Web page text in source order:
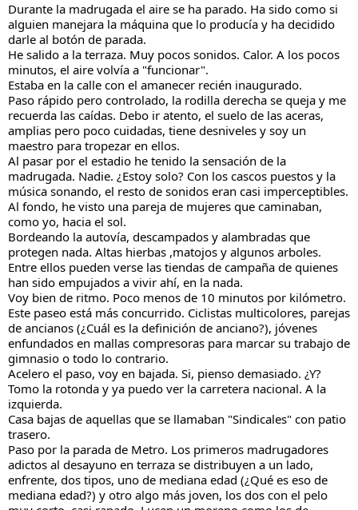
Durante la madrugada el aire se ha parado. Ha sido como si
alguien manejara la máquina que lo producía y ha decidido
darle al botón de parada.
He salido a la terraza. Muy pocos sonidos. Calor. A los pocos
minutos, el aire volvía a "funcionar".
Estaba en la calle con el amanecer recién inaugurado.
Paso rápido pero controlado, la rodilla derecha se queja y me
recuerda las caídas. Debo ir atento, el suelo de las aceras,
amplias pero poco cuidadas, tiene desniveles y soy un
maestro para tropezar en ellos.
Al pasar por el estadio he tenido la sensación de la
madrugada. Nadie. ¿Estoy solo? Con los cascos puestos y la
música sonando, el resto de sonidos eran casi imperceptibles.
Al fondo, he visto una pareja de mujeres que caminaban,
como yo, hacia el sol.
Bordeando la autovía, descampados y alambradas que
protegen nada. Altas hierbas ,matojos y algunos arboles.
Entre ellos pueden verse las tiendas de campaña de quienes
han sido empujados a vivir ahí, en la nada.
Voy bien de ritmo. Poco menos de 10 minutos por kilómetro.
Este paseo está más concurrido. Ciclistas multicolores, parejas
de ancianos (¿Cuál es la definición de anciano?), jóvenes
enfundados en mallas compresoras para marcar su trabajo de
gimnasio o todo lo contrario.
Acelero el paso, voy en bajada. Si, pienso demasiado. ¿Y?
Tomo la rotonda y ya puedo ver la carretera nacional. A la
izquierda.
Casa bajas de aquellas que se llamaban "Sindicales" con patio
trasero.
Paso por la parada de Metro. Los primeros madrugadores
adictos al desayuno en terraza se distribuyen a un lado,
enfrente, dos tipos, uno de mediana edad (¿Qué es eso de
mediana edad?) y otro algo más joven, los dos con el pelo